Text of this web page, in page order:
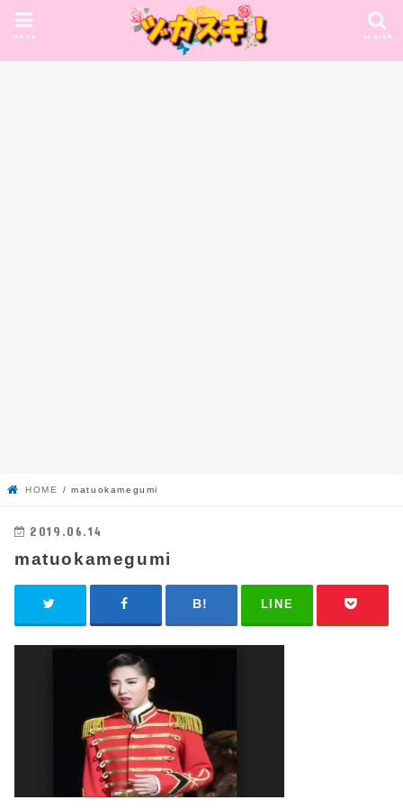
search
menu
HOME matuokamegumi
2019.06.14
matuokamegumi
LINE